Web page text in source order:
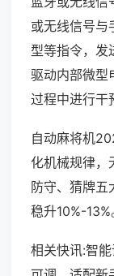
或无线信号与
型等指令，发
驱动内部微型
过程中进行干
自动麻将机
化机械规律，
防守、猜牌五
稳升10%-13%
相关快讯:智